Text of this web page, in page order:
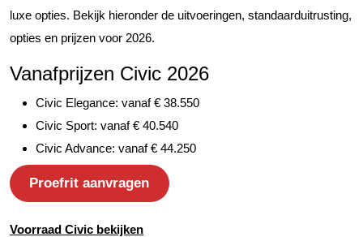
luxe opties. Bekijk hieronder de uitvoeringen, standaarduitrusting,
opties en prijzen voor 2026.
Vanafprijzen Civic 2026
Civic Elegance: vanaf € 38.550
Civic Sport: vanaf € 40.540
Civic Advance: vanaf € 44.250
Proefrit aanvragen
Voorraad Civic bekijken